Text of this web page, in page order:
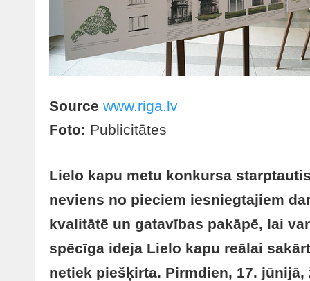
Source www.riga.lv
Foto: Publicitātes
Lielo kapu metu konkursa
neviens no pieciem iesniegtajiem
kvalitātē un gatavības pakāpē, lai
spēcīga ideja Lielo kapu reālai
netiek piešķirta. Pirmdien, 17.